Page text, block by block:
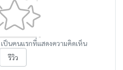
ป็นคนแรกที่แสดงความคิดเห็น
รีวิว